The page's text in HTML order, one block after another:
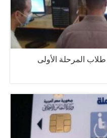
المرحلة الأولى